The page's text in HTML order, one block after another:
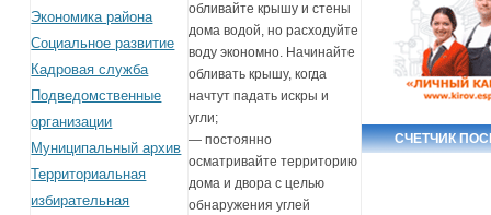
Экономика района
Социальное развитие
Кадровая служба
Подведомственные
организации
Муниципальный архив
Территориальная
избирательная
обливайте крышу и стены
дома водой, но расходуйте
воду экономно. Начинайте
обливать крышу, когда
начтут падать искры и
угли;
— постоянно
осматривайте территорию
дома и двора с целью
обнаружения углей
СЧЕТЧИК